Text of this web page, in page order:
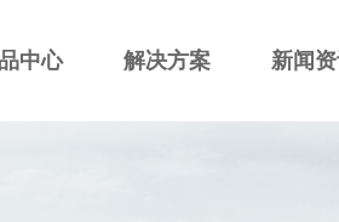
中心 解决方案 新闻